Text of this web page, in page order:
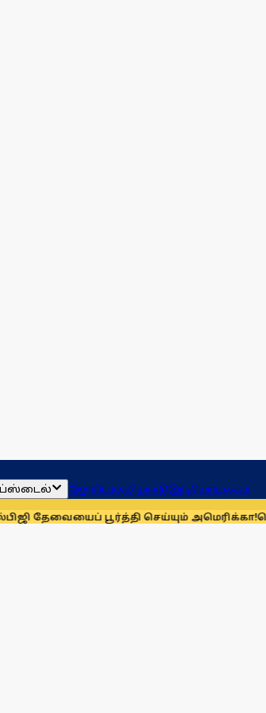
ஜோதிடம்தமிழ்நாடுஇந்தியாஉலகம்
பூர்த்தி செய்யும் அமெரிக்கா!செயின்ட்